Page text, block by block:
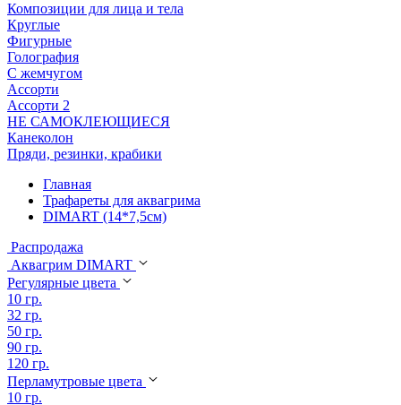
Композиции для лица и тела
Круглые
Фигурные
Голография
С жемчугом
Ассорти
Ассорти 2
НЕ САМОКЛЕЮЩИЕСЯ
Канеколон
Пряди, резинки, крабики
Главная
Трафареты для аквагрима
DIMART (14*7,5см)
Распродажа
Аквагрим DIMART
Регулярные цвета
10 гр.
32 гр.
50 гр.
90 гр.
120 гр.
Перламутровые цвета
10 гр.